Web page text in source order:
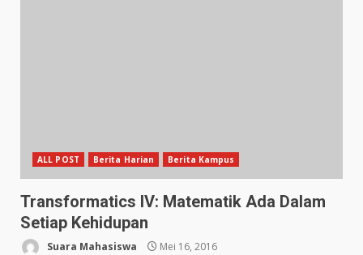
ALL POST Berita Harian Berita Kampus
Transformatics IV: Matematik Ada Dalam
Setiap Kehidupan
Suara Mahasiswa Mei 16, 2016